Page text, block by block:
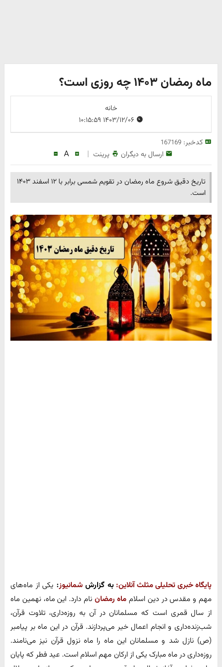
ماه رمضان ۱۴۰۳ چه روزی است؟
خانه
۱۴۰۳/۱۲/۰۶ ۱۰:۱۵:۵۹
کدخبر:167169
ارسال به دیگران پرینت |
A
تاریخ دقیق شروع ماه رمضان در تقویم شمسی برابر با ۱۲ اسفند ۱۴۰۳
است.
پایگاه خبری تحلیلی مثلث آنلاین: به گزارششمانیوز: یکی از ماه‌های
مهم و مقدس در دین اسلام ماه رمضان نام دارد. این ماه، نهمین ماه
از سال قمری است که مسلمانان در آن به روزه‌داری، تلاوت قرآن،
شب‌زنده‌داری و انجام اعمال خیر می‌پردازند. قرآن در این ماه بر پیامبر
(ص) نازل شد و مسلمانان این ماه را ماه نزول قرآن نیز می‌نامند.
روزه‌داری در ماه مبارک یکی از ارکان مهم اسلام است. عید فطر که پایان